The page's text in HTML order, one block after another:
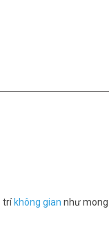
tríkhông gian như mong